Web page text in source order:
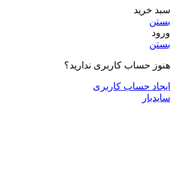
سبد خرید
بستن
ورود
بستن
هنوز حساب کاربری ندارید؟
ایجاد حساب کاربری
سایدبار